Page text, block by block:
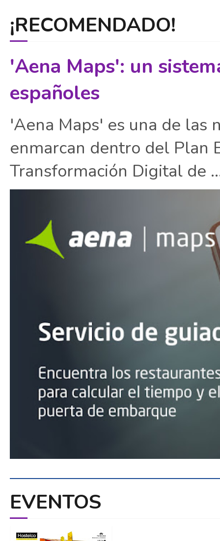
¡RECOMENDADO!
'Aena Maps': un
españoles
'Aena Maps' es una de las
enmarcan dentro del Plan
Transformación Digital de
EVENTOS